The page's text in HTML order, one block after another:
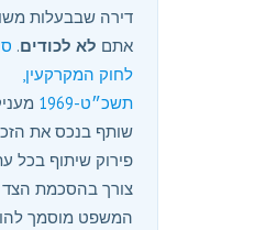
דירה שבבעלות
אתם לא לכודים.
לחוק המקרקעין,
תשכ״ט-1969
שותף בנכס את
פירוק שיתוף בכל
צורך בהסכמת הצד
המשפט מוסמך